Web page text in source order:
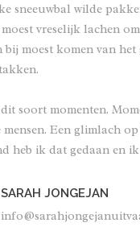
sneeuwbal wilde
vreselijk lachen
bij moest komen van
soort momenten.
Een glimlach
heb ik dat gedaan en
SARAH JONGEJAN